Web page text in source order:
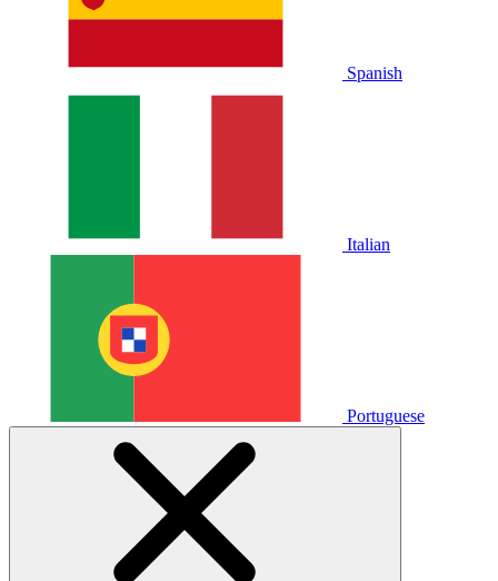
Spanish
Italian
Portuguese